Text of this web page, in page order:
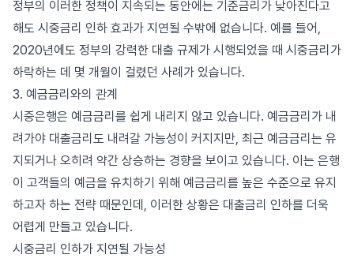
정부의 이러한 정책이 지속되는 동안에는 기준금리가 낮아진다고
해도 시중금리 인하 효과가 지연될 수밖에 없습니다. 예를 들어,
2020년에도 정부의 강력한 대출 규제가 시행되었을 때 시중금리가
하락하는 데 몇 개월이 걸렸던 사례가 있습니다.
3. 예금금리와의 관계
시중은행은 예금금리를 쉽게 내리지 않고 있습니다. 예금금리가 내
려가야 대출금리도 내려갈 가능성이 커지지만, 최근 예금금리는 유
지되거나 오히려 약간 상승하는 경향을 보이고 있습니다. 이는 은행
이 고객들의 예금을 유치하기 위해 예금금리를 높은 수준으로 유지
하고자 하는 전략 때문인데, 이러한 상황은 대출금리 인하를 더욱
어렵게 만들고 있습니다.
시중금리 인하가 지연될 가능성